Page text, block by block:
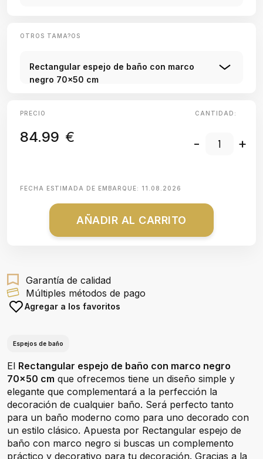
OTROS TAMA?OS
Rectangular espejo de baño con marco
negro 70x50 cm
PRECIO
84.99 €
CANTIDAD:
- +
FECHA ESTIMADA DE EMBARQUE: 11.08.2026
AÑADIR AL CARRITO
Garantía de calidad
Múltiples métodos de pago
Agregar a los favoritos
Espejos de baño
El Rectangular espejo de baño con marco negro
70x50 cm que ofrecemos tiene un diseño simple y
elegante que complementará a la perfección la
decoración de cualquier baño. Será perfecto tanto
para un baño moderno como para uno decorado con
un estilo clásico. Apuesta por Rectangular espejo de
baño con marco negro si buscas un complemento
práctico y decorativo para tu decoración. Gracias a la